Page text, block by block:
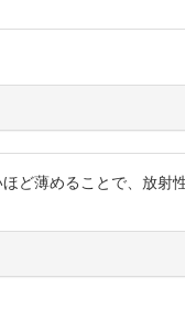
ど薄めることで、放射